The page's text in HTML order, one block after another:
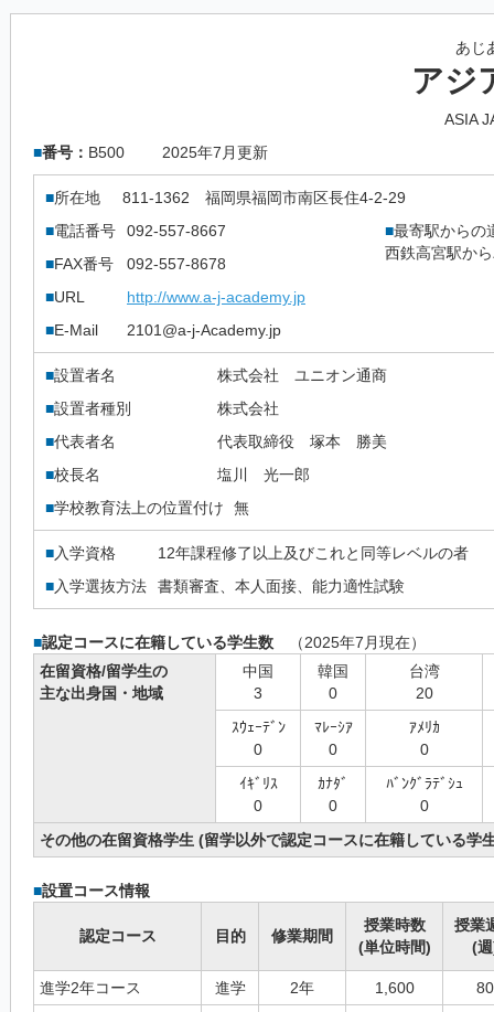
あじ
アジ
ASIA
■番号： B500 2025年7月更新
■所在地 811-1362
福岡県福岡市南区長住4-2-29
■電話番号 092-557-8667 ■最寄駅からの
西鉄高宮駅か
■FAX番号
092-557-8678
■URL
http://www.a-j-academy.jp
■E-Mail 2101@a-j-Academy.jp
■設置者名
株式会社 ユニオン通商
■設置者種別
株式会社
■代表者名
代表取締役 塚本 勝美
■校長名
塩川 光一郎
■学校教育法上の位置付け 無
■入学資格
12年課程修了以上及びこれと同等レベルの者
■入学選抜方法 書類審査、本人面接、能力適性試験
■認定コースに在籍している学生数 （2025年7月現在）
在留資格/留学生の
主な出身国・地域
中国
3
韓国
0
台湾
20
ｽｳｪｰﾃﾞﾝ
0
ﾏﾚｰｼｱ
0
ｱﾒﾘｶ
0
ｲｷﾞﾘｽ
0
ｶﾅﾀﾞ
0
ﾊﾞﾝｸﾞﾗﾃﾞｼｭ
0
その他の在留資格学生 (留学以外で認定コースに在籍している学
■設置コース情報
認定コース 目的 修業期間
授業時数
(単位時間)
授業
(
進学2年コース 進学 2年 1,600
80